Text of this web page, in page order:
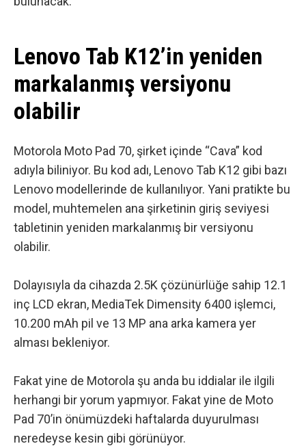
Lenovo Tab K12’in yeniden
markalanmış versiyonu
olabilir
Motorola Moto Pad 70, şirket içinde “Cava” kod
adıyla biliniyor. Bu kod adı, Lenovo Tab K12 gibi bazı
Lenovo modellerinde de kullanılıyor. Yani pratikte bu
model, muhtemelen ana şirketinin giriş seviyesi
tabletinin yeniden markalanmış bir versiyonu
olabilir.
Dolayısıyla da cihazda 2.5K çözünürlüğe sahip 12.1
inç LCD ekran, MediaTek Dimensity 6400 işlemci,
10.200 mAh pil ve 13 MP ana arka kamera yer
alması bekleniyor.
Fakat yine de Motorola şu anda bu iddialar ile ilgili
herhangi bir yorum yapmıyor. Fakat yine de Moto
Pad 70’in önümüzdeki haftalarda duyurulması
neredeyse kesin gibi görünüyor.